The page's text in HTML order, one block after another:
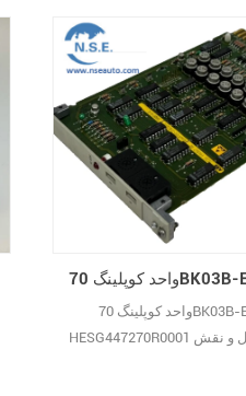
واحد کوپلینگ 70BK03B-E ABB
HESG447270R0001 نوع محصول و نقش